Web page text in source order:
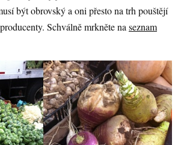
být obrovský a oni přesto na trh pouštějí
Schválně mrkněte na seznam